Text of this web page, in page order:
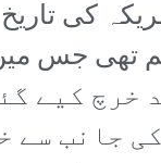
کی
خرچ کیے
جانب سے